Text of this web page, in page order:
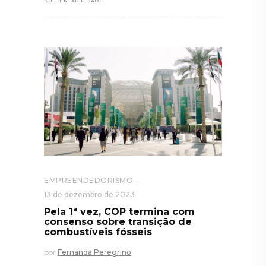
EMPREENDEDORISMO
13 de dezembro de 2023
Pela 1ª vez, COP termina com
consenso sobre transição de
combustíveis fósseis
por Fernanda Peregrino